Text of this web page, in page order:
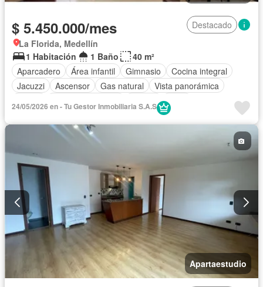
$ 5.450.000/mes
Destacado
La Florida, Medellín
1 Habitación
1 Baño
40 m²
Aparcadero
Área infantil Gimnasio
Cocina integral
Jacuzzi
Ascensor Gas natural
Vista panorámica
Agua
24/05/2026 en - Tu Gestor Inmobiliaria S.A.S
Apartaestudio